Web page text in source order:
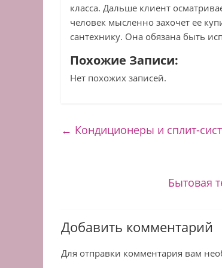
класса. Дальше клиент
человек мысленно захочет ее
сантехнику. Она обязана быть
Похожие Записи:
Нет похожих записей.
← Кондиционеры и сплит-
Бытовая
Добавить комментарий
Для отправки комментария вам